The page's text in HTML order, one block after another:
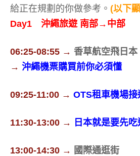
給正在規劃的你做參考。 (以下
Day1 沖繩旅遊 南部→中部
06:25-08:55 → 香草航空飛日本
→ 沖繩機票購買前你必須懂
09:25-11:00 → OTS租車機場接
11:30-13:00 → 日本就是要先
13:00-14:30 → 國際通逛街